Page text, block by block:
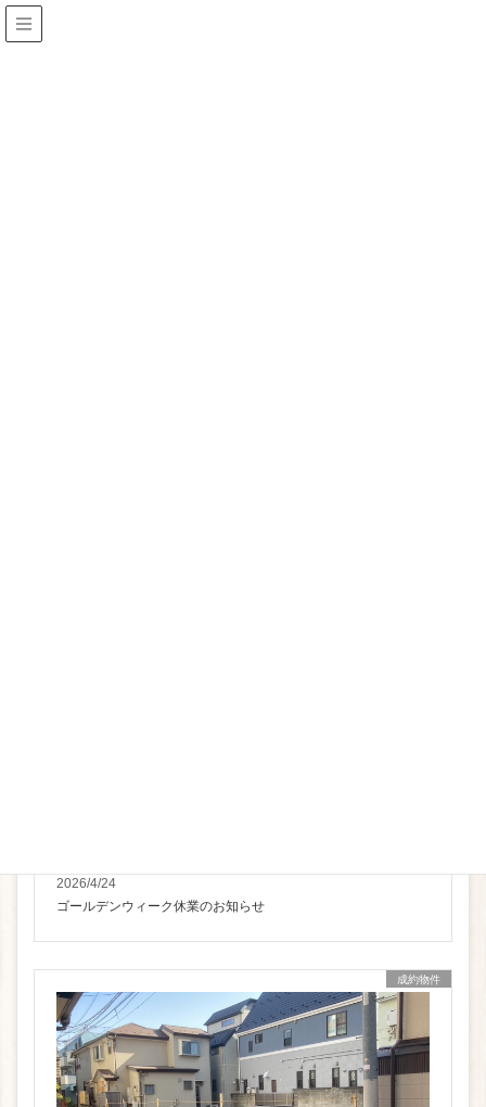
2026/4/24
ゴールデンウィーク休業のお知らせ
成約物件